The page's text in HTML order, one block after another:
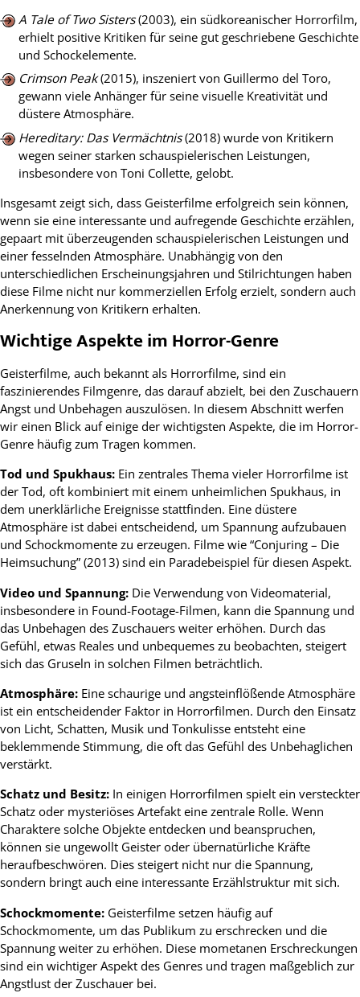
A Tale of Two Sisters(2003), ein südkoreanischer Horrorfilm,
erhielt positive Kritiken für seine gut geschriebene Geschichte
und Schockelemente.
Crimson Peak(2015), inszeniert von Guillermo del Toro,
gewann viele Anhänger für seine visuelle Kreativität und
düstere Atmosphäre.
Hereditary: Das Vermächtnis(2018) wurde von Kritikern
wegen seiner starken schauspielerischen Leistungen,
insbesondere von Toni Collette, gelobt.
Insgesamt zeigt sich, dass Geisterfilme erfolgreich sein können,
wenn sie eine interessante und aufregende Geschichte erzählen,
gepaart mit überzeugenden schauspielerischen Leistungen und
einer fesselnden Atmosphäre. Unabhängig von den
unterschiedlichen Erscheinungsjahren und Stilrichtungen haben
diese Filme nicht nur kommerziellen Erfolg erzielt, sondern auch
Anerkennung von Kritikern erhalten.
Wichtige Aspekte im Horror-Genre
Geisterfilme, auch bekannt als Horrorfilme, sind ein
faszinierendes Filmgenre, das darauf abzielt, bei den Zuschauern
Angst und Unbehagen auszulösen. In diesem Abschnitt werfen
wir einen Blick auf einige der wichtigsten Aspekte, die im Horror-
Genre häufig zum Tragen kommen.
Tod und Spukhaus: Ein zentrales Thema vieler Horrorfilme ist
der Tod, oft kombiniert mit einem unheimlichen Spukhaus, in
dem unerklärliche Ereignisse stattfinden. Eine düstere
Atmosphäre ist dabei entscheidend, um Spannung aufzubauen
und Schockmomente zu erzeugen. Filme wie “Conjuring – Die
Heimsuchung” (2013) sind ein Paradebeispiel für diesen Aspekt.
Video und Spannung: Die Verwendung von Videomaterial,
insbesondere in Found-Footage-Filmen, kann die Spannung und
das Unbehagen des Zuschauers weiter erhöhen. Durch das
Gefühl, etwas Reales und unbequemes zu beobachten, steigert
sich das Gruseln in solchen Filmen beträchtlich.
Atmosphäre: Eine schaurige und angsteinflößende Atmosphäre
ist ein entscheidender Faktor in Horrorfilmen. Durch den Einsatz
von Licht, Schatten, Musik und Tonkulisse entsteht eine
beklemmende Stimmung, die oft das Gefühl des Unbehaglichen
verstärkt.
Schatz und Besitz: In einigen Horrorfilmen spielt ein versteckter
Schatz oder mysteriöses Artefakt eine zentrale Rolle. Wenn
Charaktere solche Objekte entdecken und beanspruchen,
können sie ungewollt Geister oder übernatürliche Kräfte
heraufbeschwören. Dies steigert nicht nur die Spannung,
sondern bringt auch eine interessante Erzählstruktur mit sich.
Schockmomente: Geisterfilme setzen häufig auf
Schockmomente, um das Publikum zu erschrecken und die
Spannung weiter zu erhöhen. Diese mometanen Erschreckungen
sind ein wichtiger Aspekt des Genres und tragen maßgeblich zur
Angstlust der Zuschauer bei.